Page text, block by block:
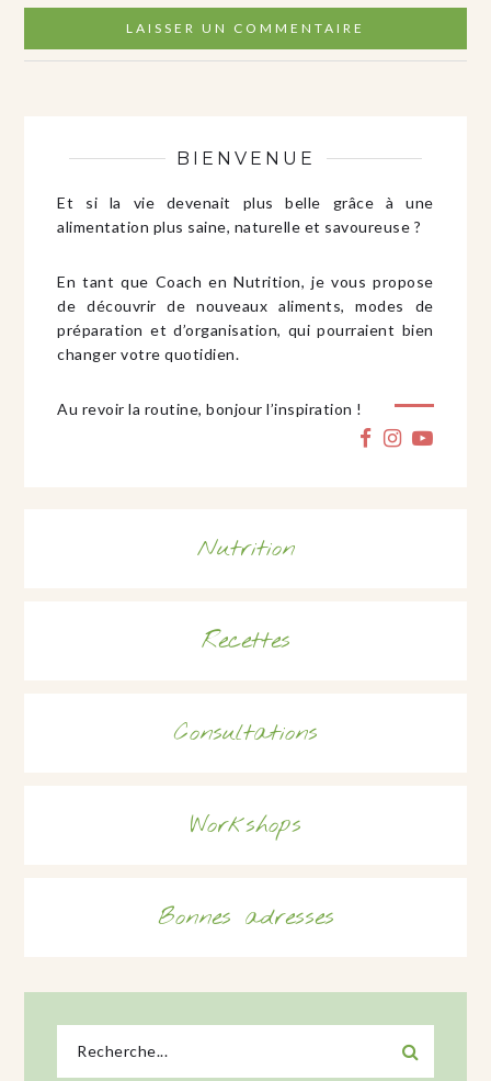
BIENVENUE
Et si la vie devenait plus belle grâce à une
alimentation plus saine, naturelle et savoureuse ?
En tant que Coach en Nutrition, je vous propose
de découvrir de nouveaux aliments, modes de
préparation et d’organisation, qui pourraient bien
changer votre quotidien.
Au revoir la routine, bonjour l’inspiration !
Nutrition
Recettes
Consultations
Workshops
Bonnes adresses